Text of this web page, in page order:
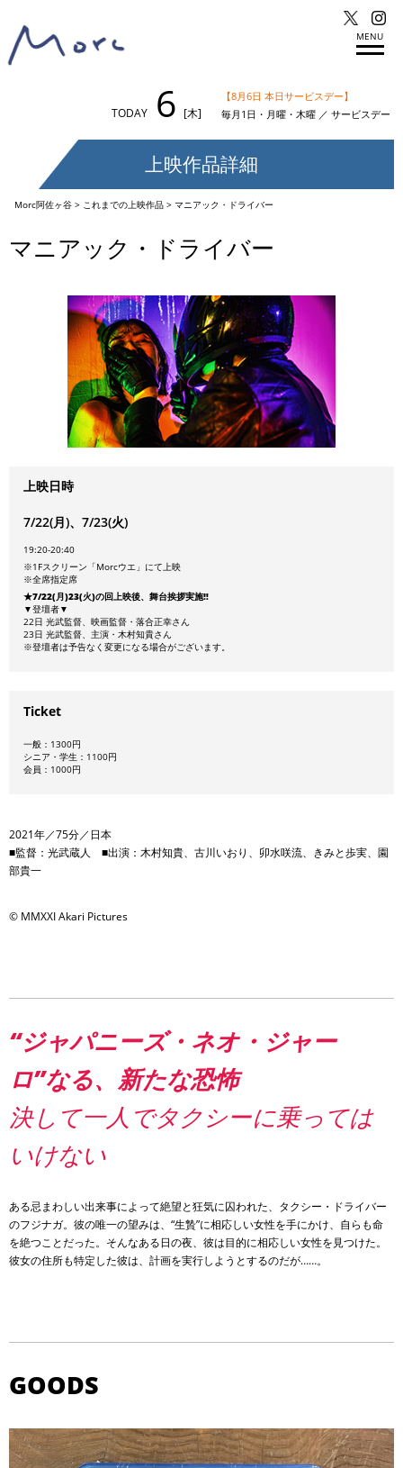
MENU
TODAY 6 [木]
【8月6日 本日サービスデー】
毎月1日・月曜・木曜 ／ サービスデー
上映作品詳細
Morc阿佐ヶ谷> これまでの上映作品> マニアック・ドライバー
マニアック・ドライバー
上映日時
7/22(月)、7/23(火)
19:20-20:40
※1Fスクリーン「Morcウエ」にて上映
※全席指定席
★7/22(月)23(火)の回上映後、舞台挨拶実施‼︎
▼登壇者▼
22日 光武監督、映画監督・落合正幸さん
23日 光武監督、 主演・木村知貴さん
※登壇者は予告なく変更になる場合がございます。
Ticket
一般：1300円
シニア・学生：1100円
会員：1000円
2021年／75分／日本
■監督：光武蔵人 ■出演：木村知貴、古川いおり、卯水咲流、きみと歩実、園
部貴一
© MMXXI Akari Pictures
“ジャパニーズ・ネオ・ジャー
ロ”なる、新たな恐怖
決して一人でタクシーに乗っては
いけない
ある忌まわしい出来事によって絶望と狂気に囚われた、タクシー・ドライバー
のフジナガ。彼の唯一の望みは、“生贄”に相応しい女性を手にかけ、自らも命
を絶つことだった。そんなある日の夜、彼は目的に相応しい女性を見つけた。
彼女の住所も特定した彼は、計画を実行しようとするのだが……。
GOODS